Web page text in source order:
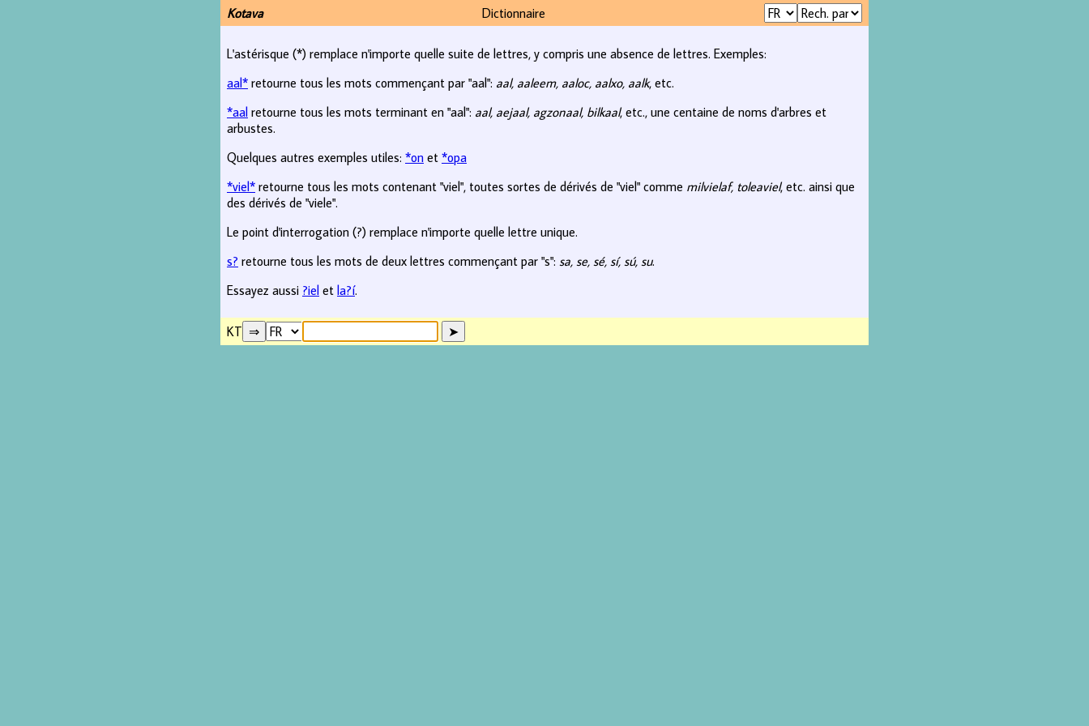
Kotava Dictionnaire
L'astérisque (*) remplace n'importe quelle suite de lettres, y compris une absence de lettres. Exemples:
aal* retourne tous les mots commençant par "aal": aal, aaleem, aaloc, aalxo, aalk, etc.
*aal retourne tous les mots terminant en "aal": aal, aejaal, agzonaal, bilkaal, etc., une centaine de noms d'arbres et
arbustes.
Quelques autres exemples utiles: *on et *opa
*viel* retourne tous les mots contenant "viel", toutes sortes de dérivés de "viel" comme milvielaf, toleaviel, etc. ainsi que
des dérivés de "viele".
Le point d'interrogation (?) remplace n'importe quelle lettre unique.
s? retourne tous les mots de deux lettres commençant par "s": sa, se, sé, sí, sú, su.
Essayez aussi ?iel et la?í.
KT